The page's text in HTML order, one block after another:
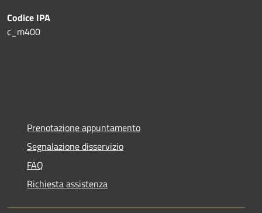
Codice IPA
c_m400
Prenotazione appuntamento
Segnalazione disservizio
FAQ
Richiesta assistenza